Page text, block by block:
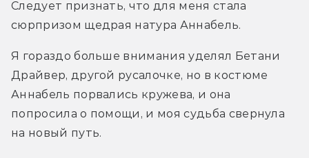
Следует признать, что для меня стала
сюрпризом щедрая натура Аннабель.
Я гораздо больше внимания уделял Бетани
Драйвер, другой русалочке, но в костюме
Аннабель порвались кружева, и она
попросила о помощи, и моя судьба свернула
на новый путь.